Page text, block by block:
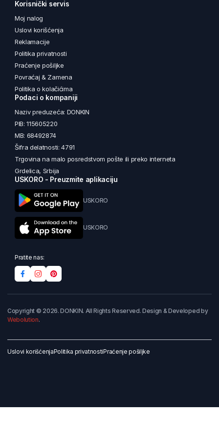
Korisnički servis
Moj nalog
Uslovi korišćenja
Reklamacije
Politika privatnosti
Praćenje pošiljke
Povraćaj & Zamena
Politika o kolačićima
Podaci o kompaniji
Naziv preduzeća: DONKIN
PIB: 115605220
MB: 68492874
Šifra delatnosti: 4791
Trgovina na malo posredstvom pošte ili preko interneta
Grdelica, Srbija
USKORO - Preuzmite aplikaciju
USKORO
USKORO
Pratite nas:
Copyright © 2026. DONKIN. All Rights Reserved. Design & Developed by
Webolution.
Uslovi korišćenjaPolitika privatnostiPraćenje pošiljke